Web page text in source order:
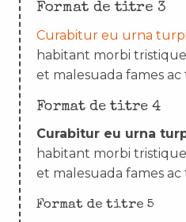
Format de titre 3
Curabitur eu urna
habitant morbi
et malesuada fames ac
Format de titre 4
Curabitur eu urna
habitant morbi
et malesuada fames ac
Format de titre 5